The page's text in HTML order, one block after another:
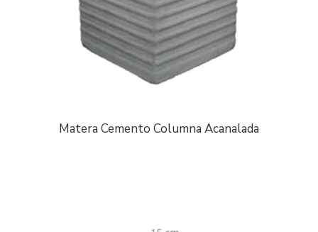
Matera Cemento Columna Acanalada